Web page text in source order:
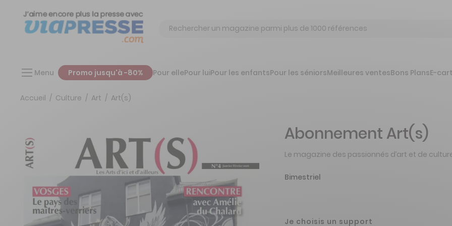
Chercher
Menu Promo jusqu'à -80% Pour ellePour luiPour les enfantsPour les séniorsMeilleures ventesBons PlansE-
Accueil Culture Art Art(s)
Abonnement Art(s)
Le magazine des passionnés d’art et de
Bimestriel
Je choisis un support